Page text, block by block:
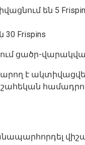
են 5
Frispins
ցածր-
ը կարող է